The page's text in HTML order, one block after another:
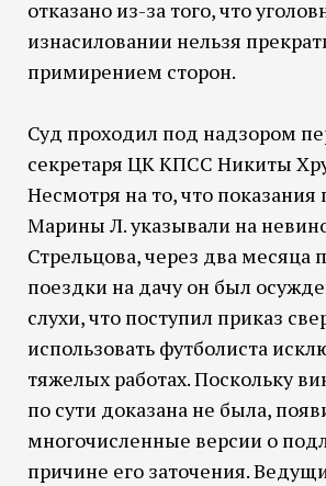
отказано из-за того, что
изнасиловании нельзя
примирением сторон.
Суд проходил под надзором
секретаря ЦК КПСС Никиты
Несмотря на то, что показания
Марины Л. указывали на
Стрельцова, через два месяца
поездки на дачу он был
слухи, что поступил приказ
использовать футболиста
тяжелых работах. Поскольку
по сути доказана не была,
многочисленные версии о
причине его заточения.